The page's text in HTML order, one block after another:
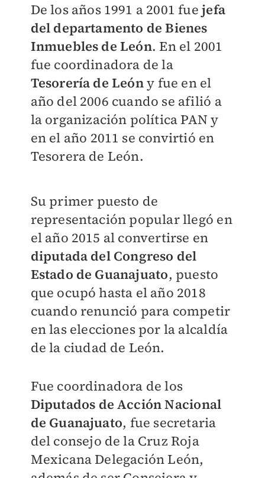
De los años 1991 a 2001 fue jefa
del departamento de Bienes
Inmuebles de León. En el 2001
fue coordinadora de la
Tesorería de Leóny fue en el
año del 2006 cuando se afilió a
la organización política PAN y
en el año 2011 se convirtió en
Tesorera de León.
Su primer puesto de
representación popular llegó en
el año 2015 al convertirse en
diputada del Congreso del
Estado de Guanajuato, puesto
que ocupó hasta el año 2018
cuando renunció para competir
en las elecciones por la alcaldía
de la ciudad de León.
Fue coordinadora de los
Diputados de Acción Nacional
de Guanajuato, fue secretaria
del consejo de la Cruz Roja
Mexicana Delegación León,